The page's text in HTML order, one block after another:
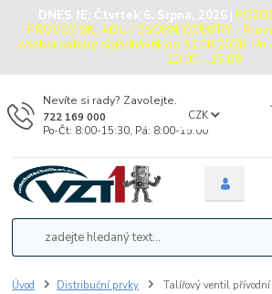
DNES JE: Čtvrtek 6. Srpna, 2026 |
PROVOZ SKLADU / OSOBNÍ ODBĚRY -
osobní odběry objednávek do 31.08.2026: Po
13:00 - 15:00
CZK
Nevíte si rady? Zavolejte.
722 169 000
Po-Čt: 8:00-15:30, Pá: 8:00-15:00
Úvod Distribuční prvky Talířový ventil přívodní